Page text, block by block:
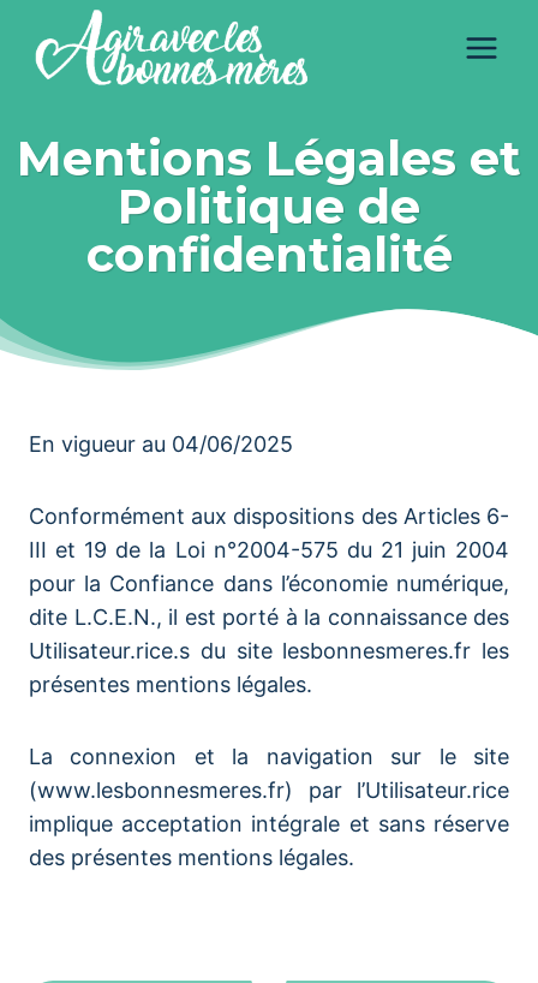
contenu
Mentions Légales et
Politique de
confidentialité
En vigueur au 04/06/2025
Conformément aux dispositions des Articles 6-
III et 19 de la Loi n°2004-575 du 21 juin 2004
pour la Confiance dans l’économie numérique,
dite L.C.E.N., il est porté à la connaissance des
Utilisateur.rice.s du site lesbonnesmeres.fr les
présentes mentions légales.
La connexion et la navigation sur le site
(www.lesbonnesmeres.fr) par l’Utilisateur.rice
implique acceptation intégrale et sans réserve
des présentes mentions légales.